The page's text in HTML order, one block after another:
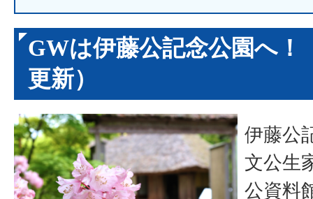
GWは伊藤公記念公園へ！
更新）
伊藤公
文公生
公資料